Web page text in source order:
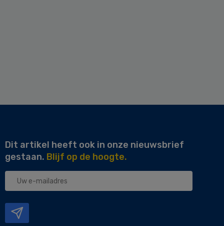
Dit artikel heeft ook in onze nieuwsbrief
gestaan. Blijf op de hoogte.
Uw